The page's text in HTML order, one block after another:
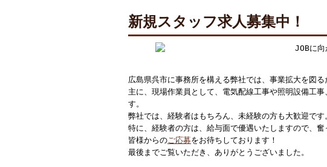
新規スタッフ求人募集中！
広島県呉市に事務所を構える弊社では、事業拡大を図る
主に、現場作業員として、電気配線工事や照明設備工
す。
弊社では、経験者はもちろん、未経験の方も大歓迎です
特に、経験者の方は、給与面で優遇いたしますので、奮
皆様からの ご応募をお待ちしております！
最後までご覧いただき、ありがとうございました。